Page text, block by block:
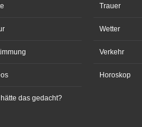
das gedacht?
Trauer
Wetter
Verkehr
Horoskop